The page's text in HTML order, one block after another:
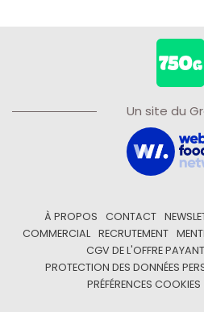
Un site du
À PROPOS CONTACT
COMMERCIAL
RECRUTEMENT
CGV DE L'OFFRE
PROTECTION DES DONNÉES
PRÉFÉRENCES COOKIES